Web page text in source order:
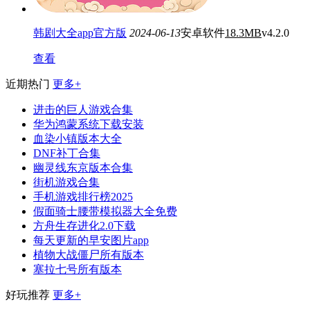
韩剧大全app官方版 2024-06-13安卓软件18.3MBv4.2.0
查看
近期热门 更多+
进击的巨人游戏合集
华为鸿蒙系统下载安装
血染小镇版本大全
DNF补丁合集
幽灵线东京版本合集
街机游戏合集
手机游戏排行榜2025
假面骑士腰带模拟器大全免费
方舟生存进化2.0下载
每天更新的早安图片app
植物大战僵尸所有版本
塞拉七号所有版本
好玩推荐 更多+